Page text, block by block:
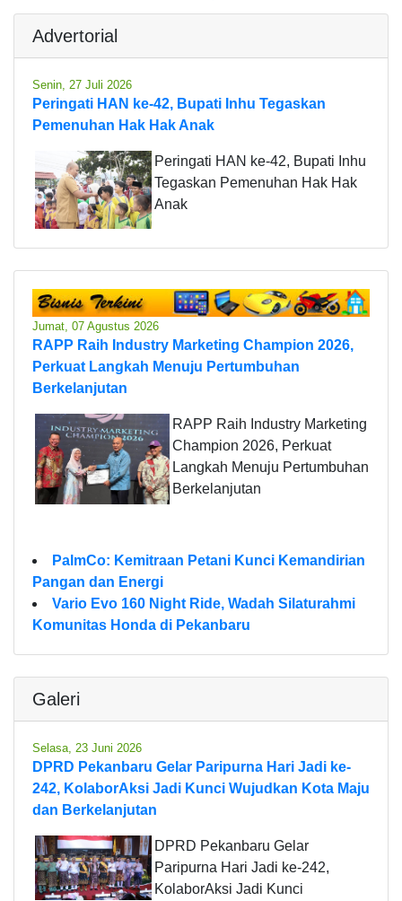
Advertorial
Senin, 27 Juli 2026
Peringati HAN ke-42, Bupati Inhu Tegaskan
Pemenuhan Hak Hak Anak
Peringati HAN ke-42, Bupati Inhu
Tegaskan Pemenuhan Hak Hak
Anak
Jumat, 07 Agustus 2026
RAPP Raih Industry Marketing Champion 2026,
Perkuat Langkah Menuju Pertumbuhan
Berkelanjutan
RAPP Raih Industry Marketing
Champion 2026, Perkuat
Langkah Menuju Pertumbuhan
Berkelanjutan
PalmCo: Kemitraan Petani Kunci Kemandirian
Pangan dan Energi
Vario Evo 160 Night Ride, Wadah Silaturahmi
Komunitas Honda di Pekanbaru
Galeri
Selasa, 23 Juni 2026
DPRD Pekanbaru Gelar Paripurna Hari Jadi ke-
242, KolaborAksi Jadi Kunci Wujudkan Kota Maju
dan Berkelanjutan
DPRD Pekanbaru Gelar
Paripurna Hari Jadi ke-242,
KolaborAksi Jadi Kunci